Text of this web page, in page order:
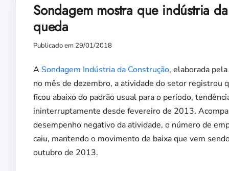
Sondagem mostra que indústria
queda
Publicado em 29/01/2018
A Sondagem Indústria da Construção, elaborada
no mês de dezembro, a atividade do setor registrou
ficou abaixo do padrão usual para o período,
ininterruptamente desde fevereiro de 2013.
desempenho negativo da atividade, o número de
caiu, mantendo o movimento de baixa que vem
outubro de 2013.